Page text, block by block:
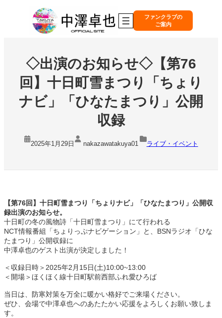
ファンクラブの
ご案内
◇出演のお知らせ◇【第76
回】十日町雪まつり「ちょり
ナビ」「ひなたまつり」公開
収録
2025年1月29日 nakazawatakuya01 ライブ・イベント
【第76回】十日町雪まつり「ちょりナビ」「ひなたまつり」公開収
録出演のお知らせ。
十日町の冬の風物詩「十日町雪まつり」にて行われる
NCT情報番組「ちょりっぷナビゲーション」と、BSNラジオ「ひな
たまつり」公開収録に
中澤卓也のゲスト出演が決定しました！
＜収録日時＞2025年2月15日(土)10:00~13:00
＜開場＞ほくほく線十日町駅前西部ふれ愛ひろば
当日は、防寒対策を万全に暖かい格好でご来場ください。
ぜひ、会場で中澤卓也へのあたたかい応援をよろしくお願い致しま
す。